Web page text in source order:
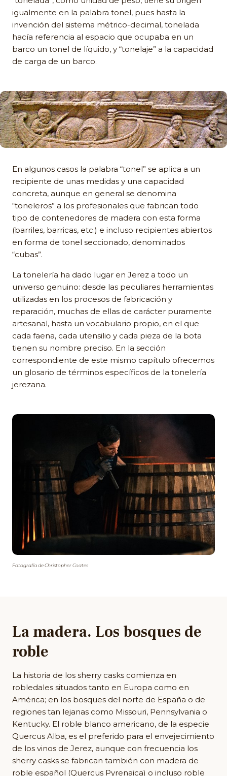
igualmente en la palabra tonel, pues hasta la
invención del sistema métrico-decimal, tonelada
hacía referencia al espacio que ocupaba en un
barco un tonel de líquido, y “tonelaje” a la capacidad
de carga de un barco.
En algunos casos la palabra “tonel” se aplica a un
recipiente de unas medidas y una capacidad
concreta, aunque en general se denomina
“toneleros” a los profesionales que fabrican todo
tipo de contenedores de madera con esta forma
(barriles, barricas, etc.) e incluso recipientes abiertos
en forma de tonel seccionado, denominados
“cubas”.
La tonelería ha dado lugar en Jerez a todo un
universo genuino: desde las peculiares herramientas
utilizadas en los procesos de fabricación y
reparación, muchas de ellas de carácter puramente
artesanal, hasta un vocabulario propio, en el que
cada faena, cada utensilio y cada pieza de la bota
tienen su nombre preciso. En la sección
correspondiente de este mismo capítulo ofrecemos
un glosario de términos específicos de la tonelería
jerezana.
Fotografía de Christopher Coates
La madera. Los bosques de
roble
La historia de los sherry casks comienza en
robledales situados tanto en Europa como en
América; en los bosques del norte de España o de
regiones tan lejanas como Missouri, Pennsylvania o
Kentucky. El roble blanco americano, de la especie
Quercus Alba, es el preferido para el envejecimiento
de los vinos de Jerez, aunque con frecuencia los
sherry casks se fabrican también con madera de
roble español (Quercus Pyrenaica) o incluso roble